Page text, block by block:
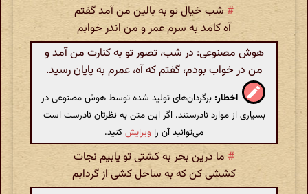
# شب خیال تو به بالین من آمد گفتم
آه کامد به سرم عمر و من اندر خوابم
هوش مصنوعی: در شب، تصور تو به کنارت من آمد و
من در خواب بودم، گفتم که آه، عمرم به پایان رسید.
اخطار: برگردان‌های تولید شده توسط هوش مصنوعی در
بسیاری از موارد نادرستند. اگر این متن به نظرتان نادرست است
می‌توانید آن را ویرایشکنید.
# ما درین بحر به کشتی تو یابیم نجات
کششی کن که به ساحل کشی از گردابم